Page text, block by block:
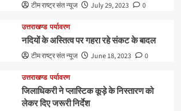
टीम राष्ट्र संत न्यूज July 29, 2023 0
उत्तराखण्ड पर्यावरण
नदियों के अस्तित्व पर गहरा रहे संकट के बादल
टीम राष्ट्र संत न्यूज June 18, 2023 0
उत्तराखण्ड पर्यावरण
जिलाधिकरी ने प्लास्टिक कूड़े के निस्तारण को
लेकर दिए जरूरी निर्देश